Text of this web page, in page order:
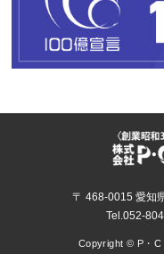
〒 468-0015 愛知
Tel.052-
Copyright © P・C